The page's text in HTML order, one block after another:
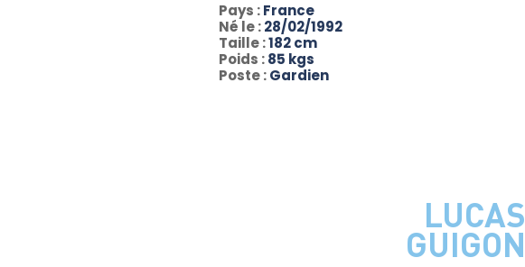
Pays :France
Né le :28/02/1992
Taille :182 cm
Poids :85 kgs
Poste :Gardien
LUCAS
GUIGON